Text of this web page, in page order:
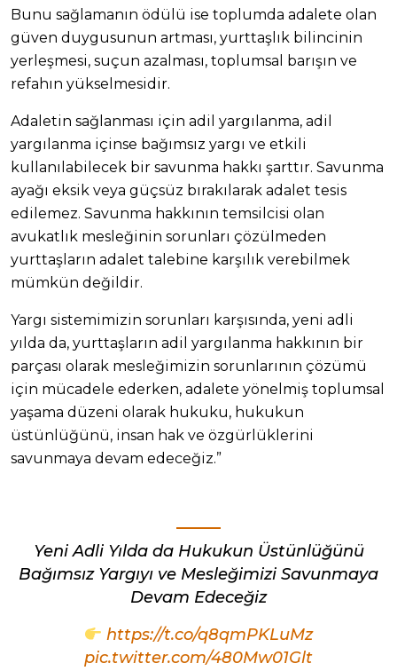
Bunu sağlamanın ödülü ise toplumda adalete olan
güven duygusunun artması, yurttaşlık bilincinin
yerleşmesi, suçun azalması, toplumsal barışın ve
refahın yükselmesidir.
Adaletin sağlanması için adil yargılanma, adil
yargılanma içinse bağımsız yargı ve etkili
kullanılabilecek bir savunma hakkı şarttır. Savunma
ayağı eksik veya güçsüz bırakılarak adalet tesis
edilemez. Savunma hakkının temsilcisi olan
avukatlık mesleğinin sorunları çözülmeden
yurttaşların adalet talebine karşılık verebilmek
mümkün değildir.
Yargı sistemimizin sorunları karşısında, yeni adli
yılda da, yurttaşların adil yargılanma hakkının bir
parçası olarak mesleğimizin sorunlarının çözümü
için mücadele ederken, adalete yönelmiş toplumsal
yaşama düzeni olarak hukuku, hukukun
üstünlüğünü, insan hak ve özgürlüklerini
savunmaya devam edeceğiz.”
Yeni Adli Yılda da Hukukun Üstünlüğünü
Bağımsız Yargıyı ve Mesleğimizi Savunmaya
Devam Edeceğiz
https://t.co/q8qmPKLuMz
pic.twitter.com/480Mw01Glt